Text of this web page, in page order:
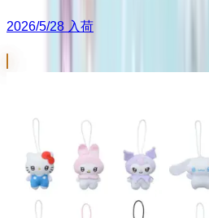
2026/5/28 入荷